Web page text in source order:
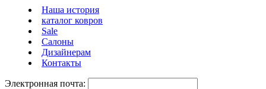
Наша история
каталог ковров
Sale
Салоны
Дизайнерам
Контакты
Электронная почта: